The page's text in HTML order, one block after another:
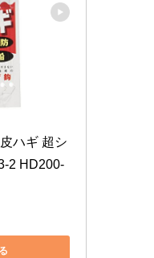
ハギ 超シ
2 HD200-